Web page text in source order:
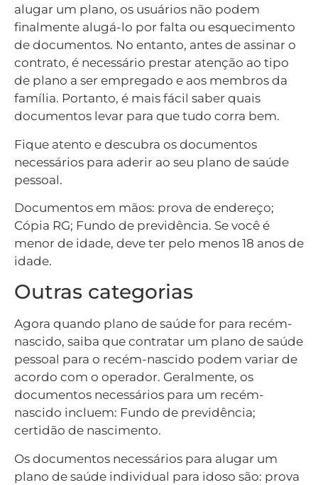
alugar um plano, os usuários não podem
finalmente alugá-lo por falta ou esquecimento
de documentos. No entanto, antes de assinar o
contrato, é necessário prestar atenção ao tipo
de plano a ser empregado e aos membros da
família. Portanto, é mais fácil saber quais
documentos levar para que tudo corra bem.
Fique atento e descubra os documentos
necessários para aderir ao seu plano de saúde
pessoal.
Documentos em mãos: prova de endereço;
Cópia RG; Fundo de previdência. Se você é
menor de idade, deve ter pelo menos 18 anos de
idade.
Outras categorias
Agora quando plano de saúde for para recém-
nascido, saiba que contratar um plano de saúde
pessoal para o recém-nascido podem variar de
acordo com o operador. Geralmente, os
documentos necessários para um recém-
nascido incluem: Fundo de previdência;
certidão de nascimento.
Os documentos necessários para alugar um
plano de saúde individual para idoso são: prova